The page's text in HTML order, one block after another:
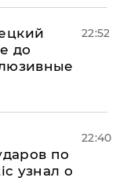
до
22:52
по
узнал о
22:40